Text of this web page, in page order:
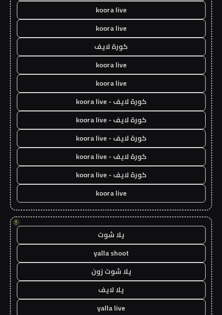
koora live
koora live
كورة لايف
koora live
koora live
كورة لايف - koora live
كورة لايف - koora live
كورة لايف - koora live
كورة لايف - koora live
كورة لايف - koora live
koora live
!
يلا شوت
yalla shoot
يلا شوت زون
يلا لايف
yalla live